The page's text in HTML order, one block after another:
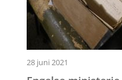
28 juni 2021